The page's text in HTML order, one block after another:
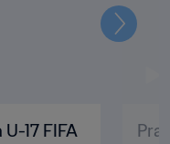
17 FIFA